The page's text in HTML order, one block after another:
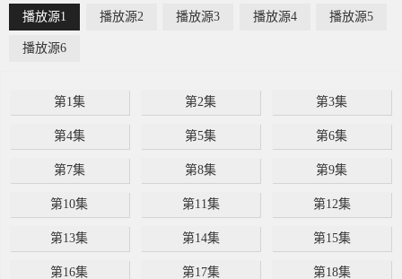
播放源1 播放源2 播放源3 播放源4 播放源5
播放源6
第1集 第2集 第3集
第4集 第5集 第6集
第7集 第8集 第9集
第10集 第11集 第12集
第13集 第14集 第15集
第16集 第17集 第18集